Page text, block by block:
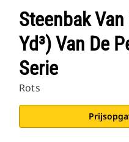
Steenbak
Yd³) Van De
Serie
Rots